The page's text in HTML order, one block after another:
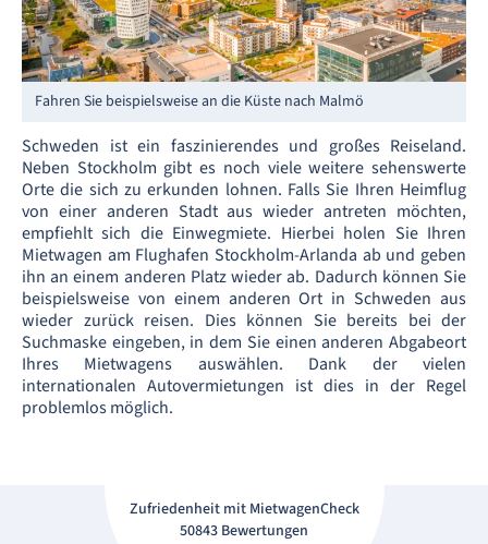
Fahren Sie beispielsweise an die Küste nach Malmö
Schweden ist ein faszinierendes und großes Reiseland.
Neben Stockholm gibt es noch viele weitere sehenswerte
Orte die sich zu erkunden lohnen. Falls Sie Ihren Heimflug
von einer anderen Stadt aus wieder antreten möchten,
empfiehlt sich die Einwegmiete. Hierbei holen Sie Ihren
Mietwagen am Flughafen Stockholm-Arlanda ab und geben
ihn an einem anderen Platz wieder ab. Dadurch können Sie
beispielsweise von einem anderen Ort in Schweden aus
wieder zurück reisen. Dies können Sie bereits bei der
Suchmaske eingeben, in dem Sie einen anderen Abgabeort
Ihres Mietwagens auswählen. Dank der vielen
internationalen Autovermietungen ist dies in der Regel
problemlos möglich.
Zufriedenheit mit MietwagenCheck
50843 Bewertungen